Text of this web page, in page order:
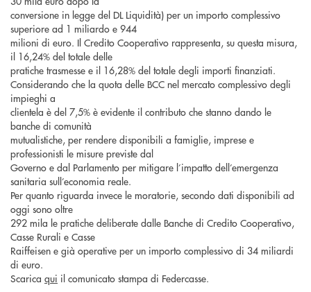
conversione in legge del DL Liquidità) per un importo complessivo
superiore ad 1 miliardo e 944
milioni di euro. Il Credito Cooperativo rappresenta, su questa misura,
il 16,24% del totale delle
pratiche trasmesse e il 16,28% del totale degli importi finanziati.
Considerando che la quota delle BCC nel mercato complessivo degli
impieghi a
clientela è del 7,5% è evidente il contributo che stanno dando le
banche di comunità
mutualistiche, per rendere disponibili a famiglie, imprese e
professionisti le misure previste dal
Governo e dal Parlamento per mitigare l’impatto dell’emergenza
sanitaria sull’economia reale.
Per quanto riguarda invece le moratorie, secondo dati disponibili ad
oggi sono oltre
292 mila le pratiche deliberate dalle Banche di Credito Cooperativo,
Casse Rurali e Casse
Raiffeisen e già operative per un importo complessivo di 34 miliardi
di euro.
Scarica qui il comunicato stampa di Federcasse.